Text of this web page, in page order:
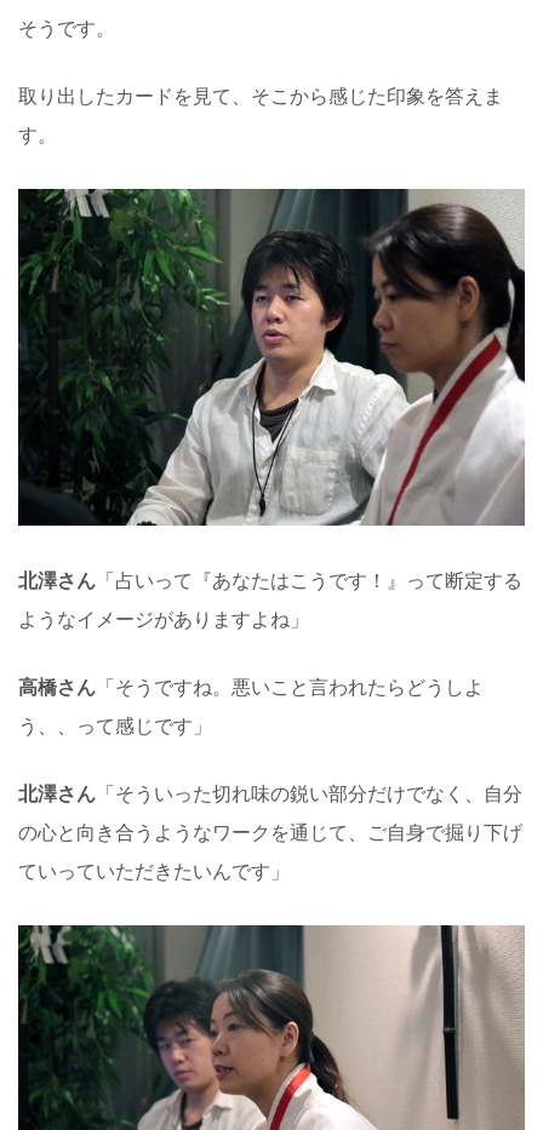
そうです。
取り出したカードを見て、そこから感じた印象を答えま
す。
北澤さん 「占いって『あなたはこうです！』って断定する
ようなイメージがありますよね」
高橋さん 「そうですね。悪いこと言われたらどうしよ
う、、って感じです」
北澤さん 「そういった切れ味の鋭い部分だけでなく、自分
の心と向き合うようなワークを通じて、ご自身で掘り下げ
ていっていただきたいんです」